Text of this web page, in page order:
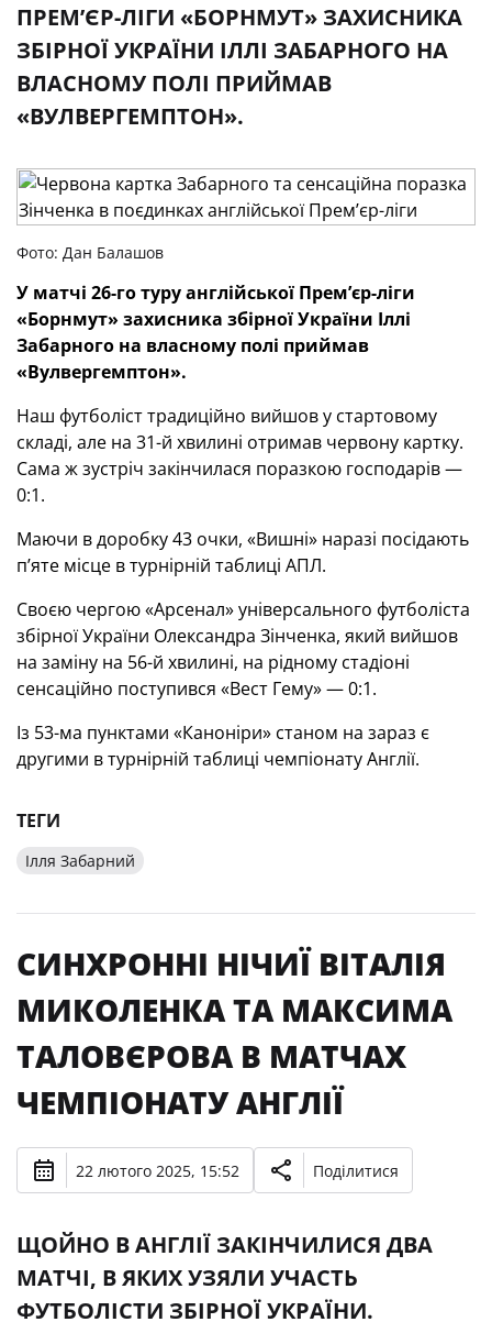
ПРЕМ’ЄР-ЛІГИ «БОРНМУТ» ЗАХИСНИКА
ЗБІРНОЇ УКРАЇНИ ІЛЛІ ЗАБАРНОГО НА
ВЛАСНОМУ ПОЛІ ПРИЙМАВ
«ВУЛВЕРГЕМПТОН».
Фото: Дан Балашов
У матчі 26-го туру англійської Прем’єр-ліги
«Борнмут» захисника збірної України Іллі
Забарного на власному полі приймав
«Вулвергемптон».
Наш футболіст традиційно вийшов у стартовому
складі, але на 31-й хвилині отримав червону картку.
Сама ж зустріч закінчилася поразкою господарів —
0:1.
Маючи в доробку 43 очки, «Вишні» наразі посідають
п’яте місце в турнірній таблиці АПЛ.
Своєю чергою «Арсенал» універсального футболіста
збірної України Олександра Зінченка, який вийшов
на заміну на 56-й хвилині, на рідному стадіоні
сенсаційно поступився «Вест Гему» — 0:1.
Із 53-ма пунктами «Каноніри» станом на зараз є
другими в турнірній таблиці чемпіонату Англії.
ТЕГИ
Ілля Забарний
СИНХРОННІ НІЧИЇ ВІТАЛІЯ
МИКОЛЕНКА ТА МАКСИМА
ТАЛОВЄРОВА В МАТЧАХ
ЧЕМПІОНАТУ АНГЛІЇ
22 лютого 2025, 15:52 Поділитися
ЩОЙНО В АНГЛІЇ ЗАКІНЧИЛИСЯ ДВА
МАТЧІ, В ЯКИХ УЗЯЛИ УЧАСТЬ
ФУТБОЛІСТИ ЗБІРНОЇ УКРАЇНИ.